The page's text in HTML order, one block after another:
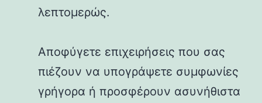
λεπτομερώς.
Αποφύγετε επιχειρήσεις που σας
πιέζουν να υπογράψετε συμφωνίες
γρήγορα ή προσφέρουν ασυνήθιστα